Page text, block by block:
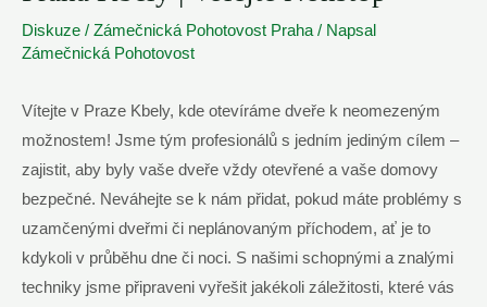
Diskuze / Zámečnická Pohotovost Praha/ Napsal
Zámečnická Pohotovost
Vítejte v Praze Kbely, kde otevíráme dveře k neomezeným
možnostem! Jsme tým profesionálů s jedním jediným cílem –
zajistit, aby byly vaše dveře vždy otevřené a vaše domovy
bezpečné. Neváhejte se k nám přidat, pokud máte problémy s
uzamčenými dveřmi či neplánovaným příchodem, ať je to
kdykoli v průběhu dne či noci. S našimi schopnými a znalými
techniky jsme připraveni vyřešit jakékoli záležitosti, které vás